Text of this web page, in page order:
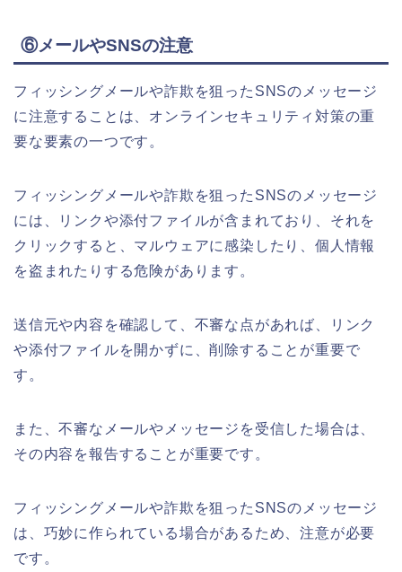
⑥メールやSNSの注意
フィッシングメールや詐欺を狙ったSNSのメッセージ
に注意することは、オンラインセキュリティ対策の重
要な要素の一つです。
フィッシングメールや詐欺を狙ったSNSのメッセージ
には、リンクや添付ファイルが含まれており、それを
クリックすると、マルウェアに感染したり、個人情報
を盗まれたりする危険があります。
送信元や内容を確認して、不審な点があれば、リンク
や添付ファイルを開かずに、削除することが重要で
す。
また、不審なメールやメッセージを受信した場合は、
その内容を報告することが重要です。
フィッシングメールや詐欺を狙ったSNSのメッセージ
は、巧妙に作られている場合があるため、注意が必要
です。